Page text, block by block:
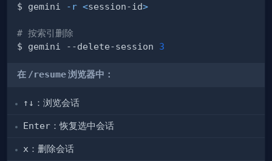
$ gemini
-r <session-id>
# 按索引删除
$ gemini --delete-session 3
在 /resume浏览器中：
↑↓ ：浏览会话
Enter ：恢复选中会话
x ：删除会话